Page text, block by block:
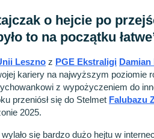
o hejcie po
to na początku
Leszno z PGE Ekstraligi Damian
kariery na najwyższym poziomie
z wypożyczeniem do
przeniósł się do Stelmet Falubazu
2025.
się bardzo dużo hejtu w